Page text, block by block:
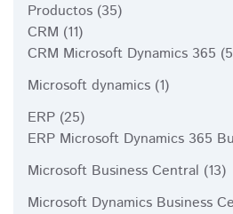
Productos (35)
CRM (11)
CRM Microsoft Dynamics 365
Microsoft dynamics (1)
ERP (25)
ERP Microsoft Dynamics 365
Microsoft Business Central (13)
Microsoft Dynamics Business